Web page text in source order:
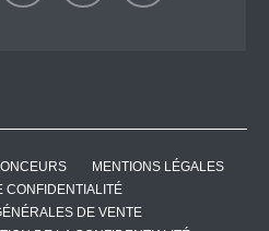
MENTIONS LÉGALES
CONFIDENTIALITÉ
DE VENTE